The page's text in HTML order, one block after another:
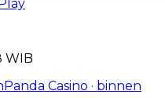
WIB
Casino · binnen